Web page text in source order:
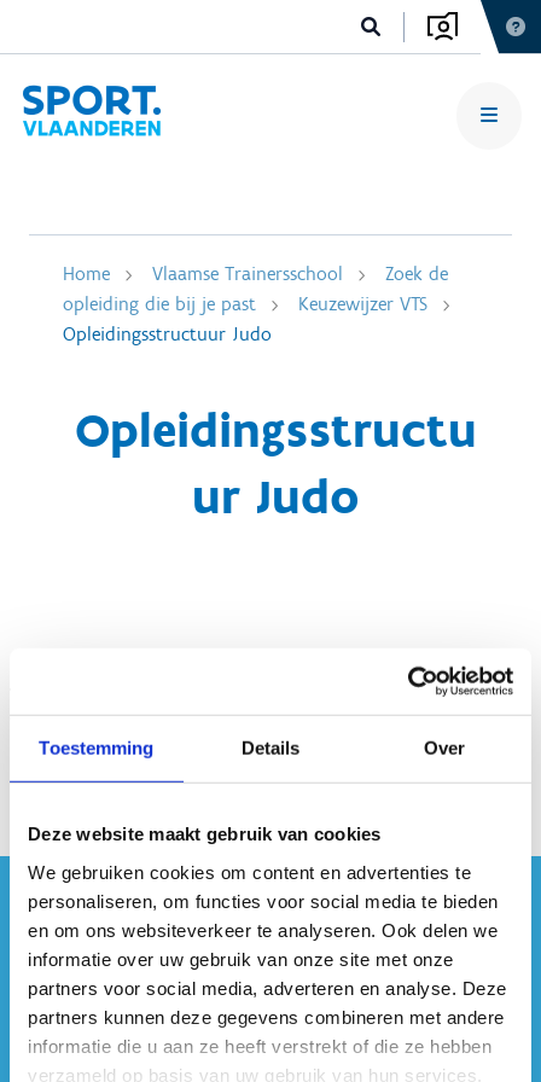
Toestemming Details Over
Deze website maakt gebruik van cookies
We gebruiken cookies om content en advertenties te
personaliseren, om functies voor social media te bieden
en om ons websiteverkeer te analyseren. Ook delen we
informatie over uw gebruik van onze site met onze
partners voor social media, adverteren en analyse. Deze
partners kunnen deze gegevens combineren met andere
informatie die u aan ze heeft verstrekt of die ze hebben
verzameld op basis van uw gebruik van hun services.
Home Vlaamse Trainersschool
Zoek de
opleiding die bij je past
Keuzewijzer VTS
Opleidingsstructuur Judo
Opleidingsstructu
ur Judo
#sportersbelevenmeer
ook op sociale media